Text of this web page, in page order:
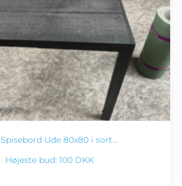
Spisebord Ude 80x80 i sort…
Højeste bud: 100 DKK